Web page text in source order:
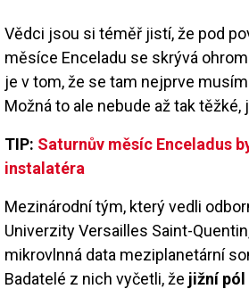
Vědci jsou si téměř jistí, že pod
měsíce Enceladu se skrývá
je v tom, že se tam nejprve
Možná to ale nebude až tak těžké,
TIP: Saturnův měsíc Enceladus
instalatéra
Mezinárodní tým, který vedli
Univerzity Versailles Saint-
mikrovlnná data meziplanetární
Badatelé z nich vyčetli, že jižní pól